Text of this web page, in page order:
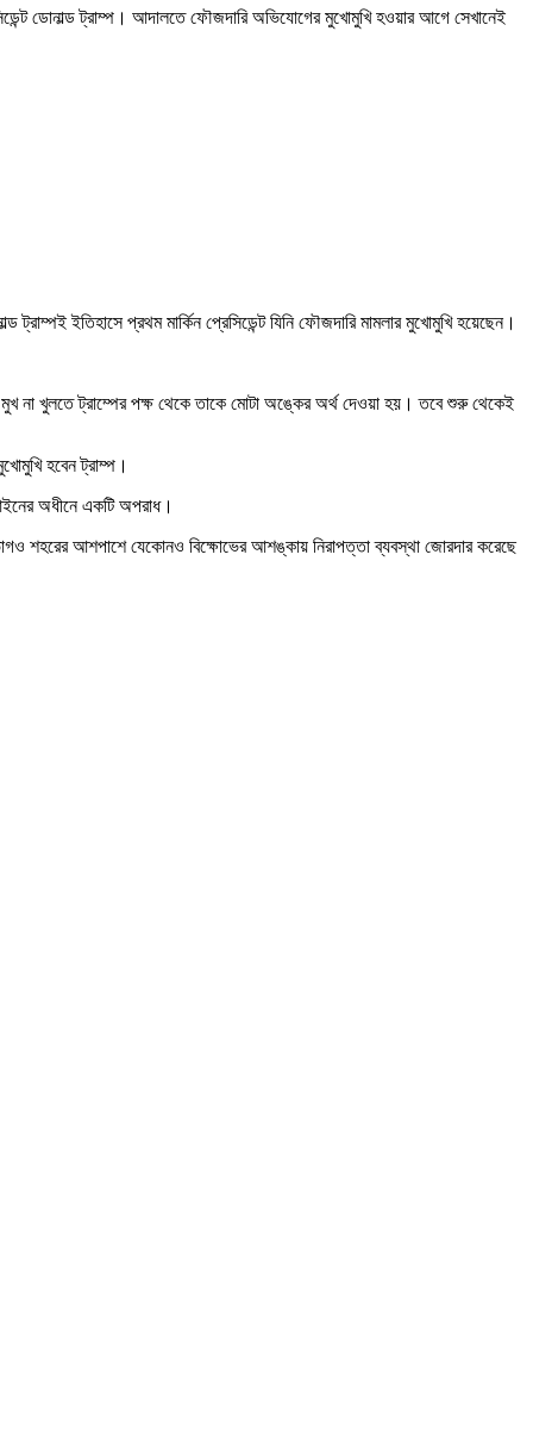
ডোনাল্ড ট্রাম্প। আদালতে ফৌজদারি অভিযোগের মুখোমুখি হওয়ার আগে সেখানেই
ইতিহাসে প্রথম মার্কিন প্রেসিডেন্ট যিনি ফৌজদারি মামলার মুখোমুখি হয়েছেন।
মুখ না খুলতে ট্রাম্পের পক্ষ থেকে তাকে মোটা অঙ্কের অর্থ দেওয়া হয়। তবে শুরু থেকেই
হবেন ট্রাম্প।
অধীনে একটি অপরাধ।
শহরের আশপাশে যেকোনও বিক্ষোভের আশঙ্কায় নিরাপত্তা ব্যবস্থা জোরদার করেছে